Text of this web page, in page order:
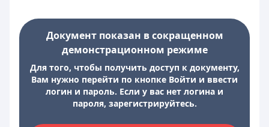
Документ показан в сокращенном
демонстрационном режиме
Для того, чтобы получить доступ к документу,
Вам нужно перейти по кнопке Войти и ввести
логин и пароль. Если у вас нет логина и
пароля, зарегистрируйтесь.